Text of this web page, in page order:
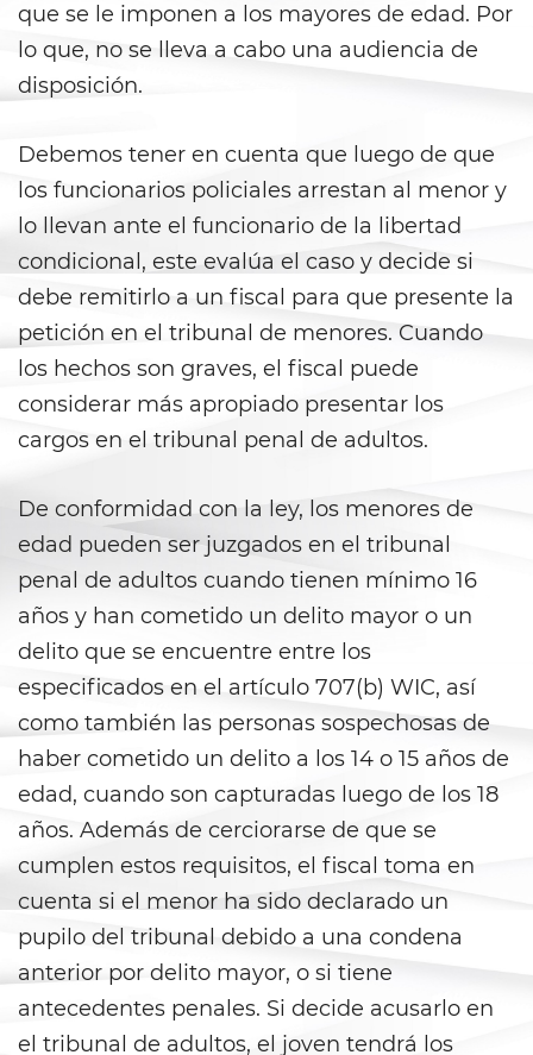
Statutory Rape
Theft Crimes
Burglary of a Safe or Vault
Grand Theft Auto
Petty Theft
Receiving Stolen Property
Shoplifting
Violent Crimes
Attempted Murder
Dissuading A Witness or Victim
Gang Enhancement
Kidnapping
Manslaughter
Murder
Involuntary Manslaughter
Voluntary Manslaughter
que se le imponen a los mayores de edad. Por
lo que, no se lleva a cabo una audiencia de
disposición.
Debemos tener en cuenta que luego de que
los funcionarios policiales arrestan al menor y
lo llevan ante el funcionario de la libertad
condicional, este evalúa el caso y decide si
debe remitirlo a un fiscal para que presente la
petición en el tribunal de menores. Cuando
los hechos son graves, el fiscal puede
considerar más apropiado presentar los
cargos en el tribunal penal de adultos.
De conformidad con la ley, los menores de
edad pueden ser juzgados en el tribunal
penal de adultos cuando tienen mínimo 16
años y han cometido un delito mayor o un
delito que se encuentre entre los
especificados en el artículo 707(b) WIC, así
como también las personas sospechosas de
haber cometido un delito a los 14 o 15 años de
edad, cuando son capturadas luego de los 18
años. Además de cerciorarse de que se
cumplen estos requisitos, el fiscal toma en
cuenta si el menor ha sido declarado un
pupilo del tribunal debido a una condena
anterior por delito mayor, o si tiene
antecedentes penales. Si decide acusarlo en
el tribunal de adultos, el joven tendrá los